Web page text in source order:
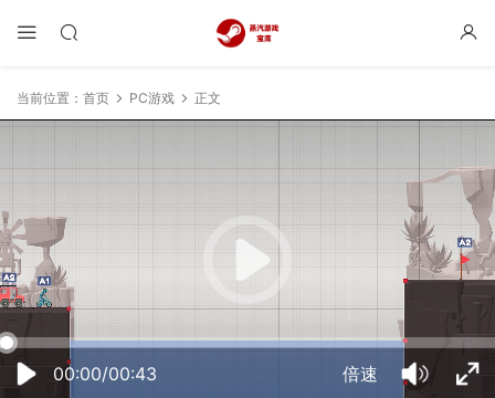
当前位置： 首页 PC游戏 正文
00:00/00:43 倍速
50% 75% 100%